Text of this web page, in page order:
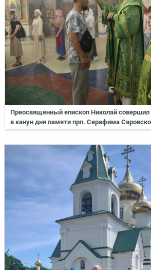
Преосвященный епископ Николай
в канун дня памяти прп. Серафима